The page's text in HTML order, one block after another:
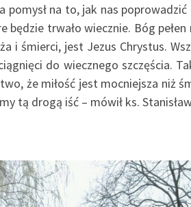
pomysł na to, jak nas
będzie trwało wiecznie. Bóg
i śmierci, jest Jezus Chrystus.
do wiecznego szczęścia.
że miłość jest mocniejsza
tą drogą iść – mówił ks.